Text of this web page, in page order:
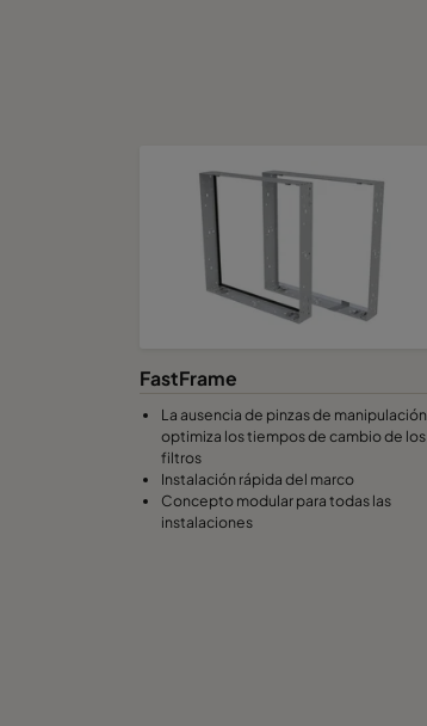
FastFrame
La ausencia de pinzas de manipulación
optimiza los tiempos de cambio de los
filtros
Instalación rápida del marco
Concepto modular para todas las
instalaciones